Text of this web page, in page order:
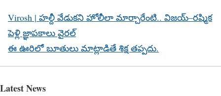
Virosh | హల్దీ వేడుక‌ని హోలీలా మార్చారేంటి.. విజయ్–రష్మిక
పెళ్లి జ్ఞాపకాలు వైరల్
ఈ ఊరిలో బూతులు మాట్లాడితే శిక్ష తప్పదు.
Latest News